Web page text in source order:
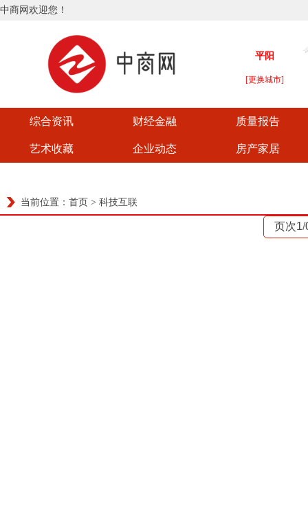
中商网欢迎您！
综合资讯 财经金融 质量报告
艺术收藏 企业动态 房产家居
当前位置： 首页 > 科技互联
页次1/